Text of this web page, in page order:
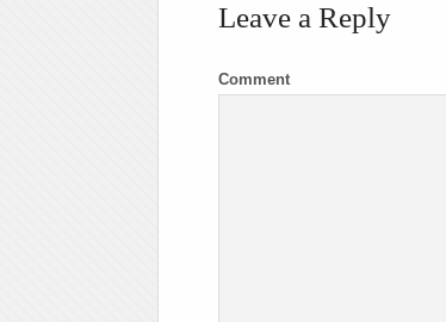
Leave a Reply
Comment